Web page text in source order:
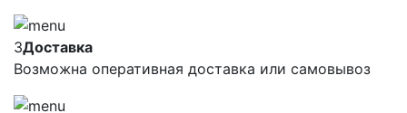
3Доставка
Возможна оперативная доставка или самовывоз